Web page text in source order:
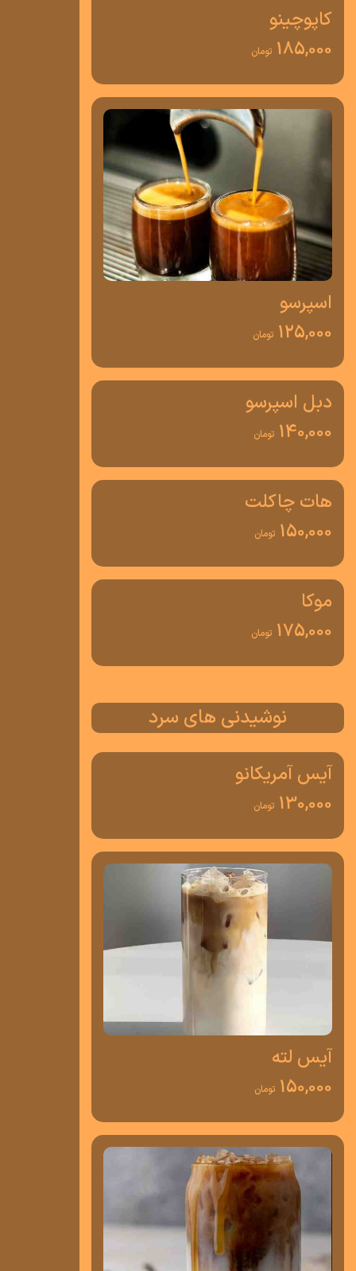
کاپوچینو
185,000 تومان
اسپرسو
125,000 تومان
دبل اسپرسو
140,000 تومان
هات چاکلت
150,000 تومان
موکا
175,000 تومان
نوشیدنی های سرد
آیس آمریکانو
130,000 تومان
آیس لته
150,000 تومان